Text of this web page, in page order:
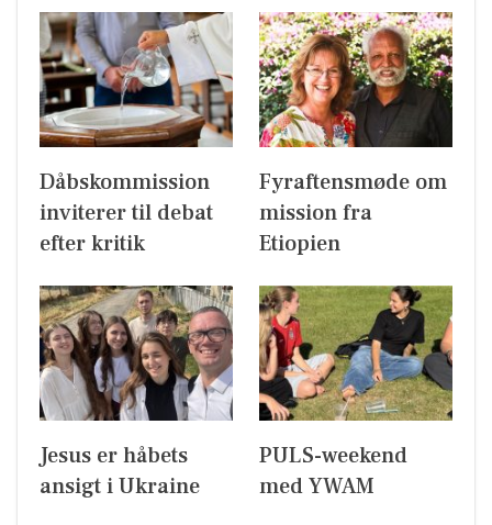
Dåbskommission
inviterer til debat
efter kritik
Fyraftensmøde om
mission fra
Etiopien
Jesus er håbets
ansigt i Ukraine
PULS-weekend
med YWAM